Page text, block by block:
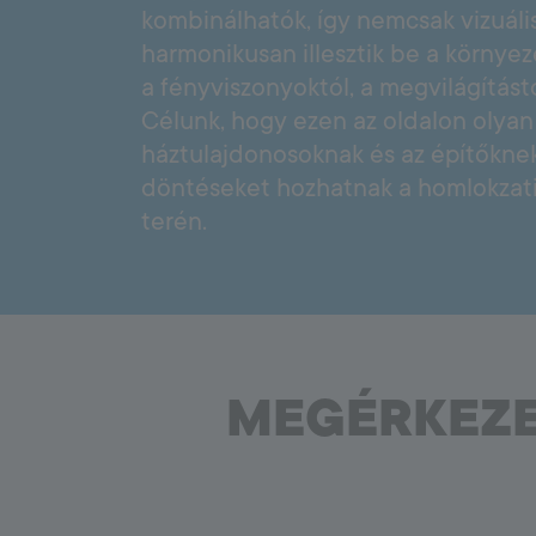
Aljzatkiegyenlítés: a tartós burkolat titka
Floor System
Cement tapadóhíd
Hő- és hangszigetelések
Aljzat alapozók
Aljzatkiegyenlítők
kombinálhatók, így nemcsak
harmonikusan illesztik be a
a fényviszonyoktól, a
Célunk, hogy ezen az oldalon
háztulajdonosoknak és az
döntéseket hozhatnak a
terén.